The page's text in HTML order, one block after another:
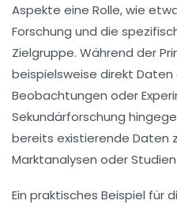
Aspekte eine Rolle, wie
Forschung und die
Zielgruppe. Während der
beispielsweise direkt Daten
Beobachtungen oder
Sekundärforschung
bereits existierende Daten
Marktanalysen oder
Ein praktisches Beispiel für